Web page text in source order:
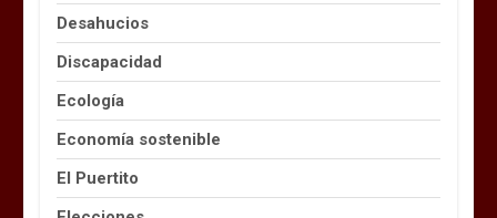
Desahucios
Discapacidad
Ecología
Economía sostenible
El Puertito